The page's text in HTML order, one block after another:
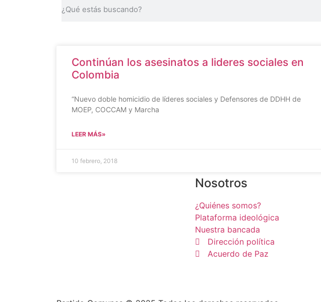
Continúan los asesinatos a lideres sociales en
Colombia
“Nuevo doble homicidio de líderes sociales y Defensores de DDHH de
MOEP, COCCAM y Marcha
LEER MÁS»
10 febrero, 2018
Nosotros
¿Quiénes somos?
Plataforma ideológica
Nuestra bancada
Dirección política
Acuerdo de Paz